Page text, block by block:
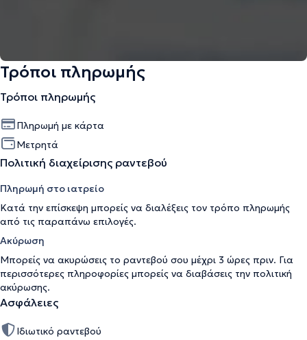
Τρόποι πληρωμής
Τρόποι πληρωμής
Πληρωμή με κάρτα
Μετρητά
Πολιτική διαχείρισης ραντεβού
Πληρωμή στο ιατρείο
Κατά την επίσκεψη μπορείς να διαλέξεις τον τρόπο πληρωμής
από τις παραπάνω επιλογές.
Ακύρωση
Μπορείς να ακυρώσεις το ραντεβού σου μέχρι 3 ώρες πριν. Για
περισσότερες πληροφορίες μπορείς να διαβάσεις την πολιτική
ακύρωσης.
Ασφάλειες
Ιδιωτικό ραντεβού